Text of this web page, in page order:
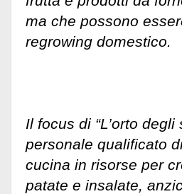
ma che possono
regrowing domestico.
Il focus di “L’orto
personale qualificato
cucina in risorse per
patate e insalate,